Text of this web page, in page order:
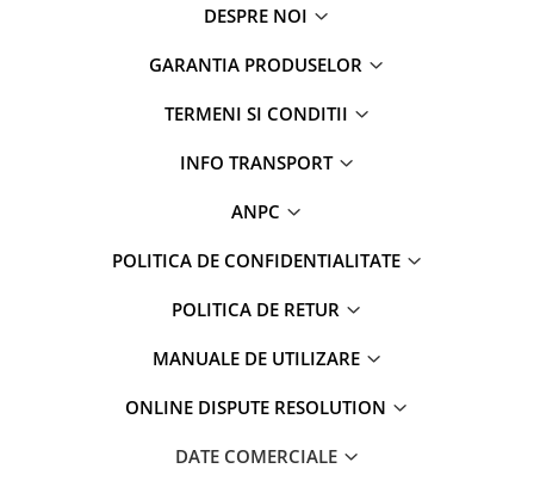
DESPRE NOI
GARANTIA PRODUSELOR
TERMENI SI CONDITII
INFO TRANSPORT
ANPC
POLITICA DE CONFIDENTIALITATE
POLITICA DE RETUR
MANUALE DE UTILIZARE
ONLINE DISPUTE RESOLUTION
DATE COMERCIALE